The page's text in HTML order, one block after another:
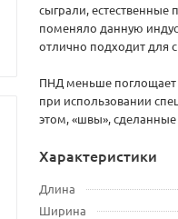
сыграли, естественные
поменяло данную
отлично подходит для
ПНД меньше поглощает
при использовании
этом, «швы»,
Характеристики
Длина
Ширина